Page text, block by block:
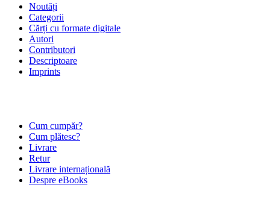
Noutăți
Categorii
Cărți cu formate digitale
Autori
Contributori
Descriptoare
Imprints
Cum cumpăr?
Cum plătesc?
Livrare
Retur
Livrare internațională
Despre eBooks